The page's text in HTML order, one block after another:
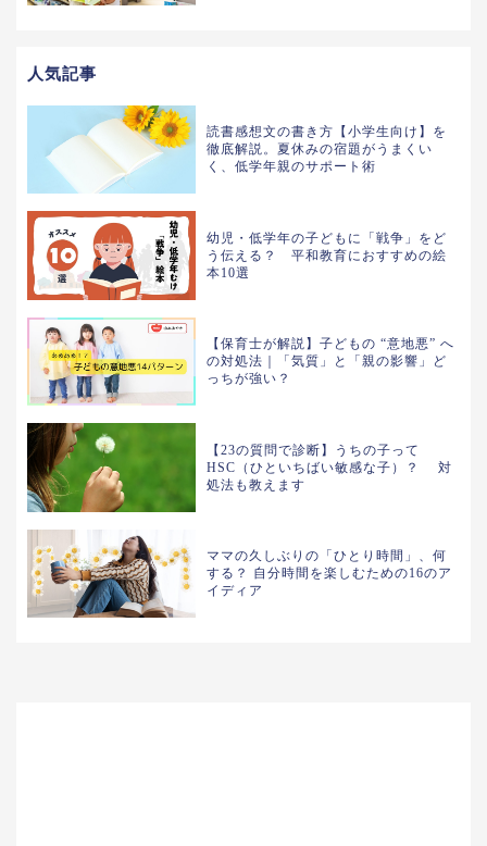
人気記事
読書感想文の書き方【小学生向け】を
徹底解説。夏休みの宿題がうまくい
く、低学年親のサポート術
幼児・低学年の子どもに「戦争」をど
う伝える？ 平和教育におすすめの絵
本10選
【保育士が解説】子どもの “意地悪” へ
の対処法｜「気質」と「親の影響」ど
っちが強い？
【23の質問で診断】うちの子って
HSC（ひといちばい敏感な子）？ 対
処法も教えます
ママの久しぶりの「ひとり時間」、何
する？ 自分時間を楽しむための16のア
イディア